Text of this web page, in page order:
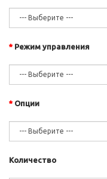
Режим управления
Опции
Количество